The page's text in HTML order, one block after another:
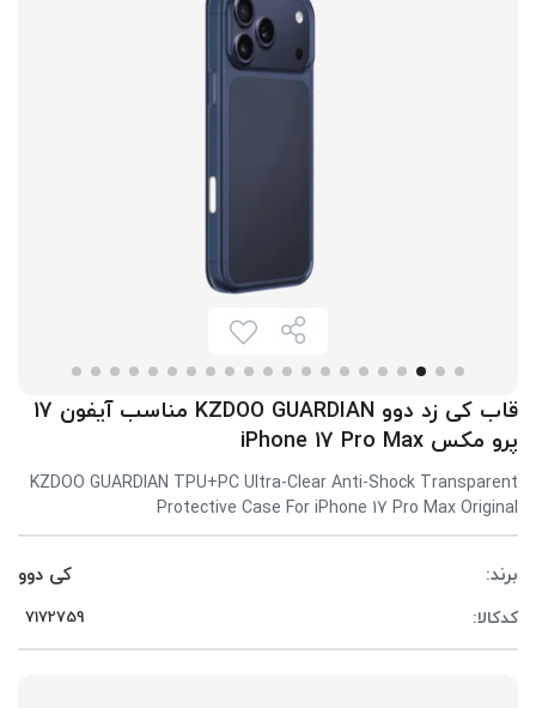
قاب کی‌ زد دوو KZDOO GUARDIAN مناسب آیفون 17
پرو مکس iPhone 17 Pro Max
KZDOO GUARDIAN TPU+PC Ultra-Clear Anti-Shock Transparent
Protective Case For iPhone 17 Pro Max Original
برند: کی دوو
کدکالا: